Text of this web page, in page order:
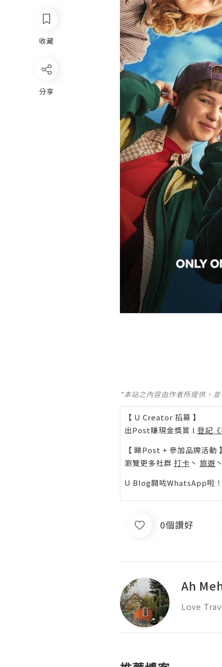
收藏
分享
*本站之內容由作者所提供，
【 U Creator 招募 】
出Post賺現金獎賞 l 登記
【 睇Post + 參加品牌活動
瀏覽更多社群 打卡 丶 旅遊
U Blog開咗WhatsApp啦
0個讚好
Ah
Love